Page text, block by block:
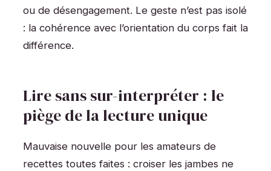
ou de désengagement. Le geste n’est pas isolé
: la cohérence avec l’orientation du corps fait la
différence.
Lire sans sur-interpréter : le
piège de la lecture unique
Mauvaise nouvelle pour les amateurs de
recettes toutes faites : croiser les jambes ne